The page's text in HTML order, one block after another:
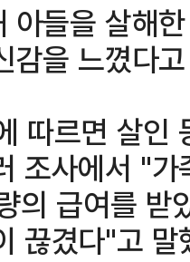
아들을 살해
감을 느꼈다
따르면 살
조사에서 "
의 급여를 받
끊겼다"고 말